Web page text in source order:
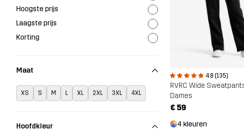
Hoogste prijs
Laagste prijs
Korting
Maat
XS S M L XL 2XL 3XL 4XL
Hoofdkleur
4.8 (135)
RVRC Wide
Dames
€ 59
4 kleuren